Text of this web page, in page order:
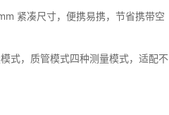
紧凑尺寸，便携易携，节省携带空
式，质管模式四种测量模式，适配不